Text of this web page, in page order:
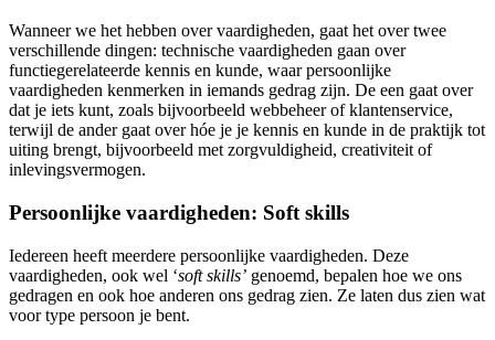
Wanneer we het hebben over vaardigheden, gaat het over twee
verschillende dingen: technische vaardigheden gaan over
functiegerelateerde kennis en kunde, waar persoonlijke
vaardigheden kenmerken in iemands gedrag zijn. De een gaat over
dat je iets kunt, zoals bijvoorbeeld webbeheer of klantenservice,
terwijl de ander gaat over hóe je je kennis en kunde in de praktijk tot
uiting brengt, bijvoorbeeld met zorgvuldigheid, creativiteit of
inlevingsvermogen.
Persoonlijke vaardigheden: Soft skills
Iedereen heeft meerdere persoonlijke vaardigheden. Deze
vaardigheden, ook wel ‘soft skills’ genoemd, bepalen hoe we ons
gedragen en ook hoe anderen ons gedrag zien. Ze laten dus zien wat
voor type persoon je bent.